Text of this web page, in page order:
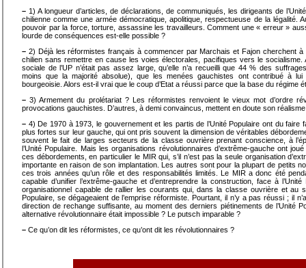
– 1) A longueur d’articles, de déclarations, de communiqués, les dirigeants de
chilienne comme une armée démocratique, apolitique, respectueuse de la légalité.
pouvoir par la force, torture, assassine les travailleurs. Comment une « erreur »
lourde de conséquences est-elle possible ?
– 2) Déjà les réformistes français à commencer par Marchais et Fajon cherchent à
chilien sans remettre en cause les voies électorales, pacifiques vers le socialisme.
sociale de l’UP n’était pas assez large, qu’elle n’a recueilli que 44 % des
moins que la majorité absolue), que les menées gauchistes ont contribué à
bourgeoisie. Alors est-il vrai que le coup d’Etat a réussi parce que la base du régime
– 3) Armement du prolétariat ? Les réformistes renvoient le vieux mot d’ordre
provocations gauchistes. D’autres, à demi convaincus, mettent en doute son
– 4) De 1970 à 1973, le gouvernement et les partis de l’Unité Populaire ont du
plus fortes sur leur gauche, qui ont pris souvent la dimension de véritables
souvent le fait de larges secteurs de la classe ouvrière prenant conscience, à
l’Unité Populaire. Mais les organisations révolutionnaires d’extrême-gauche ont
ces débordements, en particulier le MIR qui, s’il n’est pas la seule organisation
importante en raison de son implantation. Les autres sont pour la plupart de petits
ces trois années qu’un rôle et des responsabilités limités. Le MIR a donc été
capable d’unifier l’extrême-gauche et d’entreprendre la construction, face à l’Unité
organisationnel capable de rallier les courants qui, dans la classe ouvrière et au
Populaire, se dégageaient de l’emprise réformiste. Pourtant, il n’y a pas réussi ; il
direction de rechange suffisante, au moment des derniers piétinements de l’Unité
alternative révolutionnaire était impossible ? Le putsch imparable ?
– Ce qu’on dit les réformistes, ce qu’ont dit les révolutionnaires ?